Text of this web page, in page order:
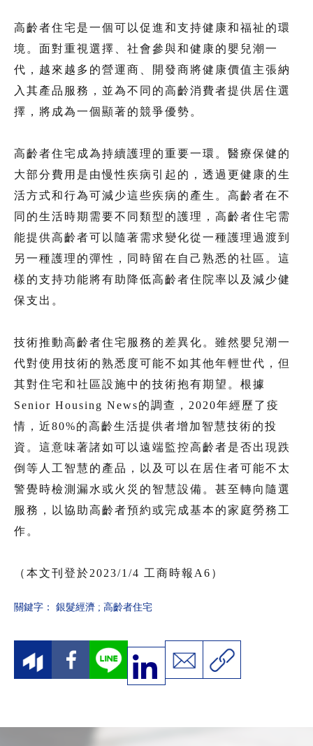
高齡者住宅是一個可以促進和支持健康和福祉的環
境。面對重視選擇、社會參與和健康的嬰兒潮一
代，越來越多的營運商、開發商將健康價值主張納
入其產品服務，並為不同的高齡消費者提供居住選
擇，將成為一個顯著的競爭優勢。
高齡者住宅成為持續護理的重要一環。醫療保健的
大部分費用是由慢性疾病引起的，透過更健康的生
活方式和行為可減少這些疾病的產生。高齡者在不
同的生活時期需要不同類型的護理，高齡者住宅需
能提供高齡者可以隨著需求變化從一種護理過渡到
另一種護理的彈性，同時留在自己熟悉的社區。這
樣的支持功能將有助降低高齡者住院率以及減少健
保支出。
技術推動高齡者住宅服務的差異化。雖然嬰兒潮一
代對使用技術的熟悉度可能不如其他年輕世代，但
其對住宅和社區設施中的技術抱有期望。根據
Senior Housing News的調查，2020年經歷了疫
情，近80%的高齡生活提供者增加智慧技術的投
資。這意味著諸如可以遠端監控高齡者是否出現跌
倒等人工智慧的產品，以及可以在居住者可能不太
警覺時檢測漏水或火災的智慧設備。甚至轉向隨選
服務，以協助高齡者預約或完成基本的家庭勞務工
作。
（本文刊登於2023/1/4 工商時報A6）
關鍵字： 銀髮經濟 ; 高齡者住宅